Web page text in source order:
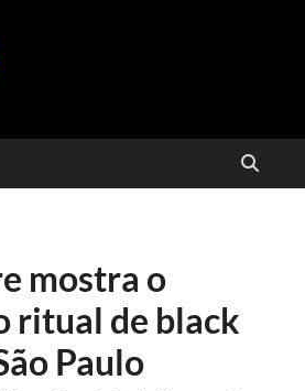
mostra o
ritual de black
Paulo